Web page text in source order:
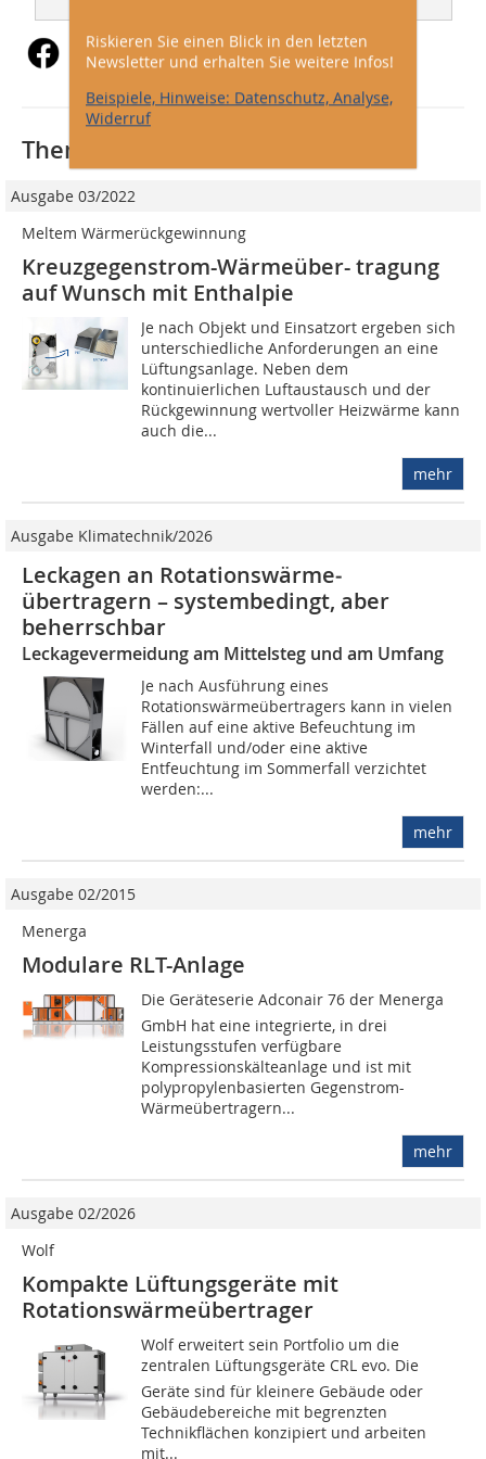
Riskieren Sie einen Blick in den letzten
Newsletter und erhalten Sie weitere Infos!
Beispiele, Hinweise: Datenschutz, Analyse,
Widerruf
Thematisch passende Artikel:
Ausgabe 03/2022
Meltem Wärmerückgewinnung
Kreuzgegenstrom-Wärmeüber- tragung
auf Wunsch mit Enthalpie
Je nach Objekt und Einsatzort ergeben sich
unterschiedliche Anforderungen an eine
Lüftungsanlage. Neben dem
kontinuierlichen Luftaustausch und der
Rückgewinnung wertvoller Heizwärme kann
auch die...
mehr
Ausgabe Klimatechnik/2026
Leckagen an Rotationswärme­
übertragern – systembedingt, aber
beherrschbar
Leckagevermeidung am Mittelsteg und am Umfang
Je nach Ausführung eines
Rotationswärmeübertragers kann in vielen
Fällen auf eine aktive Befeuchtung im
Winterfall und/oder eine aktive
Entfeuchtung im Sommerfall verzichtet
werden:...
mehr
Ausgabe 02/2015
Menerga
Modulare RLT-Anlage
Die Geräteserie Adconair 76 der Menerga
GmbH hat eine integrierte, in drei
Leistungsstufen verfügbare
Kompressionskälteanlage und ist mit
polypropylenbasierten Gegenstrom-
Wärmeübertragern...
mehr
Ausgabe 02/2026
Wolf
Kompakte Lüftungsgeräte mit
Rotationswärmeübertrager
Wolf erweitert sein Portfolio um die
zentralen Lüftungsgeräte CRL evo. Die
Geräte sind für kleinere Gebäude oder
Gebäudebereiche mit begrenzten
Technikflächen konzipiert und arbeiten
mit...